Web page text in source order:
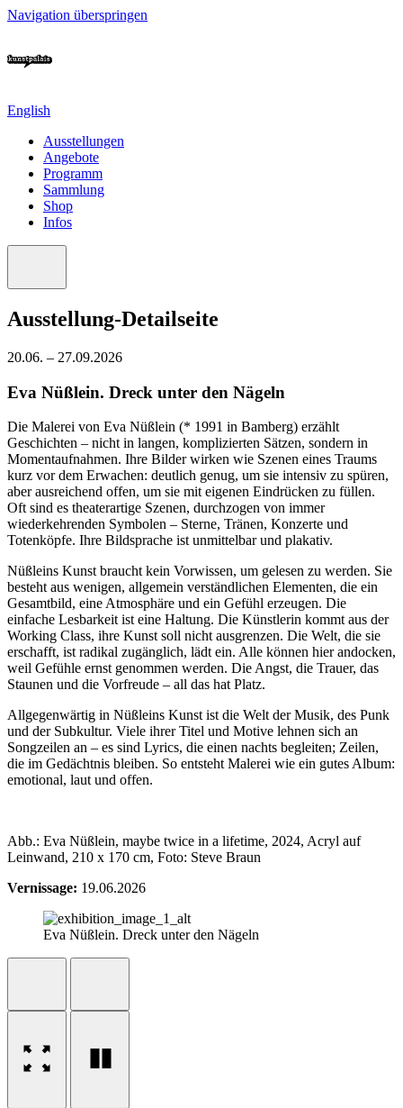
Navigation überspringen
English
Ausstellungen
Angebote
Programm
Sammlung
Shop
Infos
Ausstellung-Detailseite
20.06. – 27.09.2026
Eva Nüßlein. Dreck unter den Nägeln
Die Malerei von Eva Nüßlein (* 1991 in Bamberg) erzählt
Geschichten – nicht in langen, komplizierten Sätzen, sondern in
Momentaufnahmen. Ihre Bilder wirken wie Szenen eines Traums
kurz vor dem Erwachen: deutlich genug, um sie intensiv zu spüren,
aber ausreichend offen, um sie mit eigenen Eindrücken zu füllen.
Oft sind es theaterartige Szenen, durchzogen von immer
wiederkehrenden Symbolen – Sterne, Tränen, Konzerte und
Totenköpfe. Ihre Bildsprache ist unmittelbar und plakativ.
Nüßleins Kunst braucht kein Vorwissen, um gelesen zu werden. Sie
besteht aus wenigen, allgemein verständlichen Elementen, die ein
Gesamtbild, eine Atmosphäre und ein Gefühl erzeugen. Die
einfache Lesbarkeit ist eine Haltung. Die Künstlerin kommt aus der
Working Class, ihre Kunst soll nicht ausgrenzen. Die Welt, die sie
erschafft, ist radikal zugänglich, lädt ein. Alle können hier andocken,
weil Gefühle ernst genommen werden. Die Angst, die Trauer, das
Staunen und die Vorfreude – all das hat Platz.
Allgegenwärtig in Nüßleins Kunst ist die Welt der Musik, des Punk
und der Subkultur. Viele ihrer Titel und Motive lehnen sich an
Songzeilen an – es sind Lyrics, die einen nachts begleiten; Zeilen,
die im Gedächtnis bleiben. So entsteht Malerei wie ein gutes Album:
emotional, laut und offen.
Abb.: Eva Nüßlein, maybe twice in a lifetime, 2024, Acryl auf
Leinwand, 210 x 170 cm, Foto: Steve Braun
Vernissage: 19.06.2026
Eva Nüßlein. Dreck unter den Nägeln